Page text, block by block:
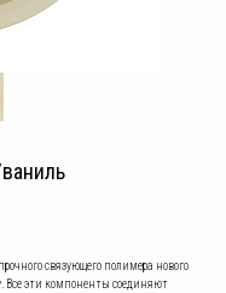
связующего полимера нового
Все эти компоненты соединяют